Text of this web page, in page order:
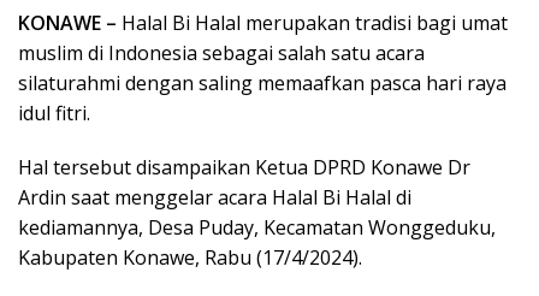
KONAWE – Halal Bi Halal merupakan tradisi bagi umat
muslim di Indonesia sebagai salah satu acara
silaturahmi dengan saling memaafkan pasca hari raya
idul fitri.
Hal tersebut disampaikan Ketua DPRD Konawe Dr
Ardin saat menggelar acara Halal Bi Halal di
kediamannya, Desa Puday, Kecamatan Wonggeduku,
Kabupaten Konawe, Rabu (17/4/2024).